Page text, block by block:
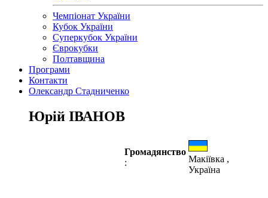
Чемпіонат України
Кубок України
Суперкубок України
Єврокубки
Полтавщина
Програми
Контакти
Олександр Стадниченко
Юрій ІВАНОВ
Громадянство
:
Макіївка ,
Україна